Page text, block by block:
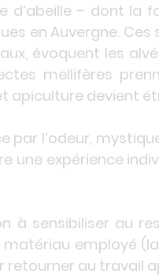
d’abeille – dont
en Auvergne.
évoquent les
mellifères
apiculture devient
par l’odeur,
une expérience
à sensibiliser au
matériau employé
retourner au travail